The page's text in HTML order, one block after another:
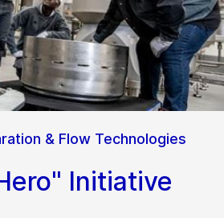
& Flow Technologies
Initiative